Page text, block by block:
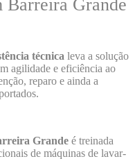
Barreira Grande
técnica leva a solução
agilidade e eficiência ao
reparo e ainda a
Grande é treinada
de máquinas de lavar-